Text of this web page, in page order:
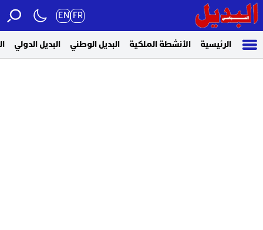
FR
EN
الرئيسية الأنشطة الملكية البديل الوطني البديل الدولي